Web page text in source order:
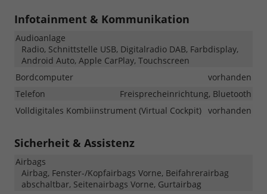
Infotainment & Kommunikation
Audioanlage
Radio, Schnittstelle USB, Digitalradio DAB, Farbdisplay,
Android Auto, Apple CarPlay, Touchscreen
Bordcomputer
vorhanden
Telefon
Freisprecheinrichtung, Bluetooth
Volldigitales Kombiinstrument (Virtual Cockpit) vorhanden
Sicherheit & Assistenz
Airbags
Airbag, Fenster-/Kopfairbags Vorne, Beifahrerairbag
abschaltbar, Seitenairbags Vorne, Gurtairbag